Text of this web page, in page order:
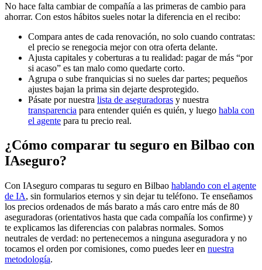
No hace falta cambiar de compañía a las primeras de cambio para
ahorrar. Con estos hábitos sueles notar la diferencia en el recibo:
Compara antes de cada renovación, no solo cuando contratas:
el precio se renegocia mejor con otra oferta delante.
Ajusta capitales y coberturas a tu realidad: pagar de más “por
si acaso” es tan malo como quedarte corto.
Agrupa o sube franquicias si no sueles dar partes; pequeños
ajustes bajan la prima sin dejarte desprotegido.
Pásate por nuestra lista de aseguradoras y nuestra
transparencia para entender quién es quién, y luego habla con
el agente para tu precio real.
¿Cómo comparar tu seguro en Bilbao con
IAseguro?
Con IAseguro comparas tu seguro en Bilbao hablando con el agente
de IA, sin formularios eternos y sin dejar tu teléfono. Te enseñamos
los precios ordenados de más barato a más caro entre más de 80
aseguradoras (orientativos hasta que cada compañía los confirme) y
te explicamos las diferencias con palabras normales. Somos
neutrales de verdad: no pertenecemos a ninguna aseguradora y no
tocamos el orden por comisiones, como puedes leer en nuestra
metodología.